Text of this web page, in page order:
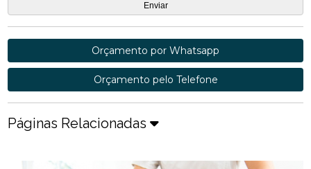
Orçamento por Whatsapp
Orçamento pelo Telefone
Páginas Relacionadas